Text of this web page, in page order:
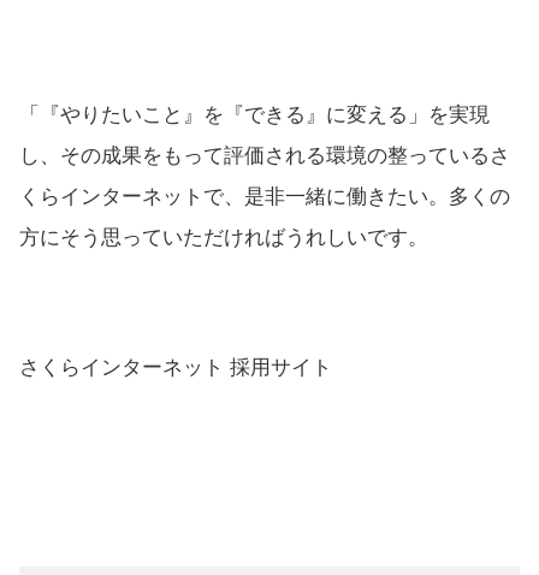
「『やりたいこと』を『できる』に変える」を実現
し、その成果をもって評価される環境の整っているさ
くらインターネットで、是非一緒に働きたい。多くの
方にそう思っていただければうれしいです。
さくらインターネット 採用サイト